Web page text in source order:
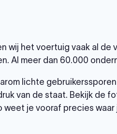
wij het voertuig vaak al de
Al meer dan 60.000
lichte
van de staat. Bekijk de
je vooraf precies waar